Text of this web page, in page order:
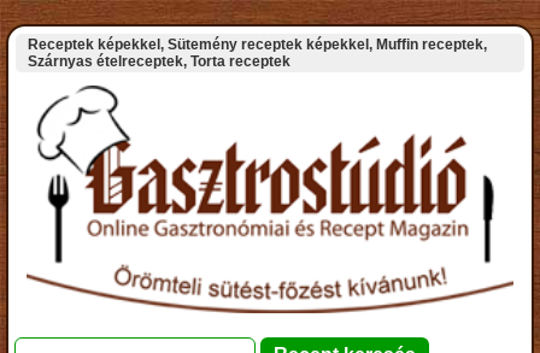
Receptek képekkel, Sütemény receptek képekkel, Muffin receptek,
Szárnyas ételreceptek, Torta receptek